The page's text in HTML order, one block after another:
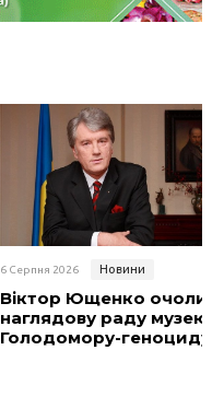
6 Серпня 2026 Новини
Віктор Ющенко очолив
наглядову раду музею
Голодомору-геноциду